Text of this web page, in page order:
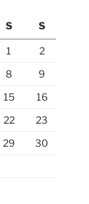
S S
1
2
8
9
15
16
22
23
29
30